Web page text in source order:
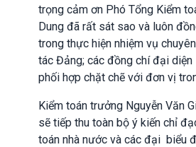
trọng cảm ơn Phó Tổng Kiểm
Dung đã rất sát sao và luôn
trong thực hiện nhiệm vụ
tác Đảng; các đồng chí đại
phối hợp chặt chẽ với đơn vị
Kiểm toán trưởng Nguyễn Văn
sẽ tiếp thu toàn bộ ý kiến chỉ
toán nhà nước và các đại biểu